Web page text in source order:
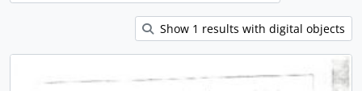
Show 1 results with digital objects